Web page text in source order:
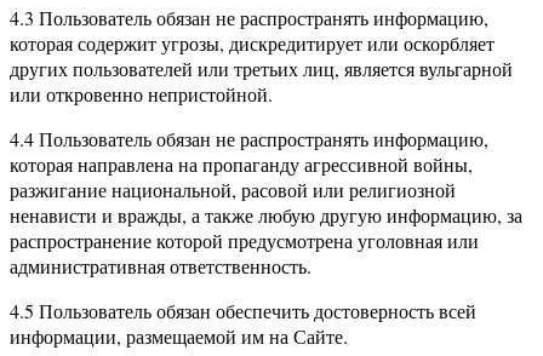
4.3 Пользователь обязан не распространять информацию,
которая содержит угрозы, дискредитирует или оскорбляет
других пользователей или третьих лиц, является вульгарной
или откровенно непристойной.
4.4 Пользователь обязан не распространять информацию,
которая направлена на пропаганду агрессивной войны,
разжигание национальной, расовой или религиозной
ненависти и вражды, а также любую другую информацию, за
распространение которой предусмотрена уголовная или
административная ответственность.
4.5 Пользователь обязан обеспечить достоверность всей
информации, размещаемой им на Сайте.